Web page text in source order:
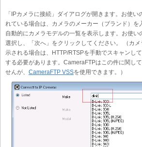
「IPカメラに接続」ダイアログが開きます。お使い
れている場合は、カメラのメーカー（ブランド）を
自動的にカメラモデルの一覧を表示します。お使い
選択し、「次へ」をクリックしてください。 （カ
示される場合は、HTTP/RTSPを手動でスキャンし
する必要があります。CameraFTPはこの件に関し
せんが、 CameraFTP VSSを使用できます。）